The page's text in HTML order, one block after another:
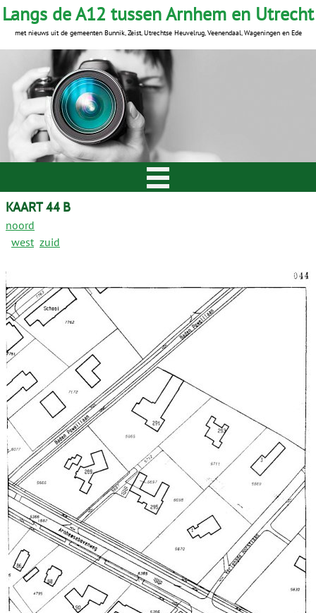
KAART 44 B
noord
west zuid
Langs de A12 tussen Arnhem en Utrecht
met nieuws uit de gemeenten Bunnik, Zeist, Utrechtse Heuvelrug, Veenendaal, Wageningen en Ede